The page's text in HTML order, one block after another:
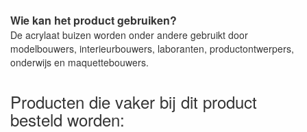
Wie kan het product gebruiken?
De acrylaat buizen worden onder andere gebruikt door
modelbouwers, interieurbouwers, laboranten, productontwerpers,
onderwijs en maquettebouwers.
Producten die vaker bij dit product
besteld worden: